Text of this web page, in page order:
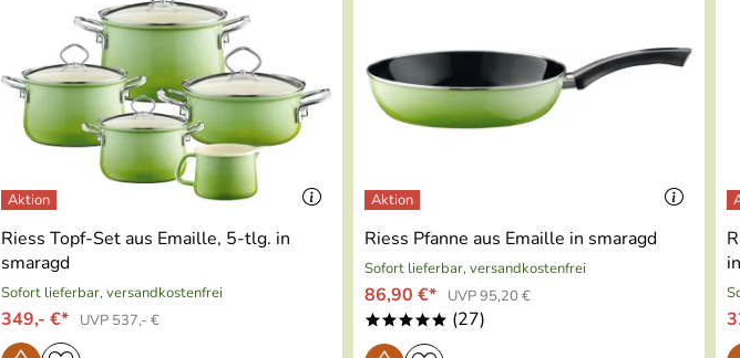
Riess Topf-Set aus Emaille, 5-tlg. in
smaragd
Sofort lieferbar, versandkostenfrei
349,- €* UVP 537,- €
Riess Pfanne aus Emaille in smaragd
Sofort lieferbar, versandkostenfrei
86,90 €* UVP 95,20 €
***** (27)